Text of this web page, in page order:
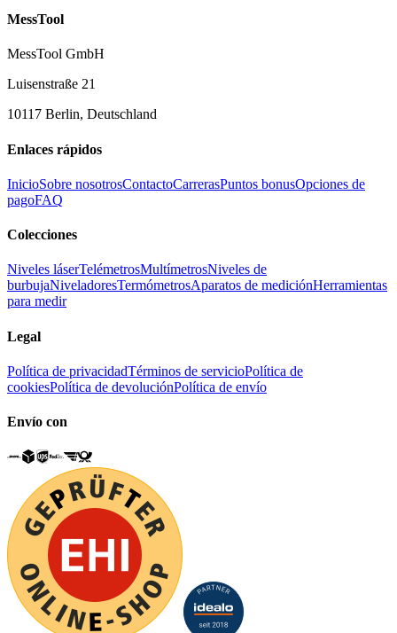
MessTool
MessTool GmbH
Luisenstraße 21
10117 Berlin, Deutschland
Enlaces rápidos
InicioSobre nosotrosContactoCarrerasPuntos bonusOpciones de
pagoFAQ
Colecciones
Niveles láserTelémetrosMultímetrosNiveles de
burbujaNiveladoresTermómetrosAparatos de mediciónHerramientas
para medir
Legal
Política de privacidadTérminos de servicioPolítica de
cookiesPolítica de devoluciónPolítica de envío
Envío con